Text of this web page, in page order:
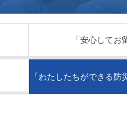
「安心してお
「わたしたちができる